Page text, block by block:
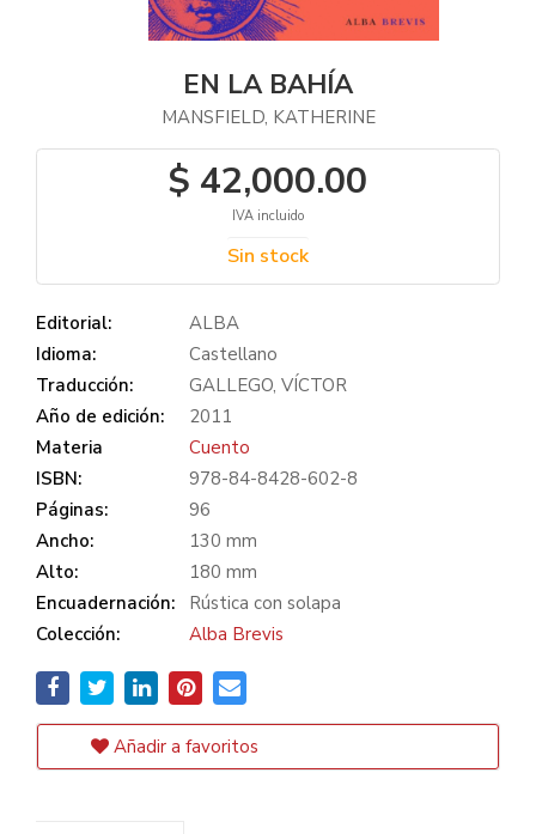
EN LA BAHÍA
MANSFIELD, KATHERINE
$ 42,000.00
IVA incluido
Sin stock
Editorial:
ALBA
Idioma:
Castellano
Traducción:
GALLEGO, VÍCTOR
Año de edición:
2011
Materia
Cuento
ISBN:
978-84-8428-602-8
Páginas:
96
Ancho:
130 mm
Alto:
180 mm
Encuadernación:
Rústica con solapa
Colección:
Alba Brevis
Añadir a favoritos